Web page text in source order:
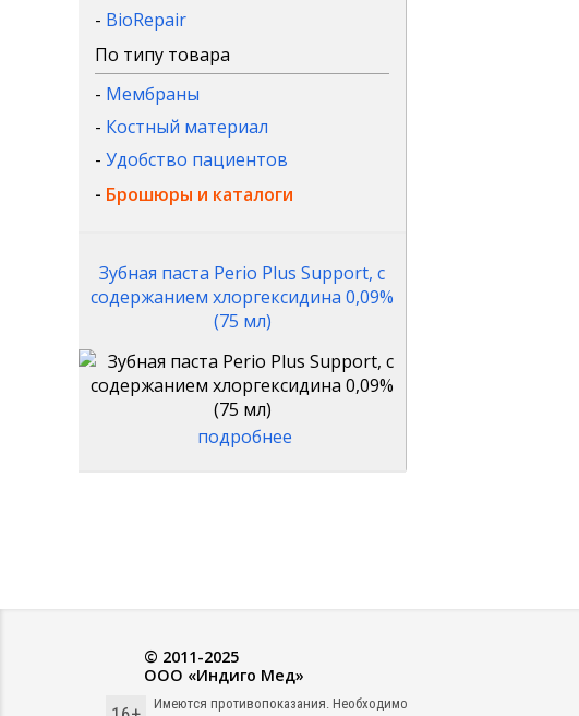
- BioRepair
По типу товара
- Мембраны
- Костный материал
- Удобство пациентов
- Брошюры и каталоги
Зубная паста Perio Plus Support, с
содержанием хлоргексидина 0,09%
(75 мл)
подробнее
© 2011-2025
ООО «Индиго Мед»
Имеются противопоказания. Необходимо